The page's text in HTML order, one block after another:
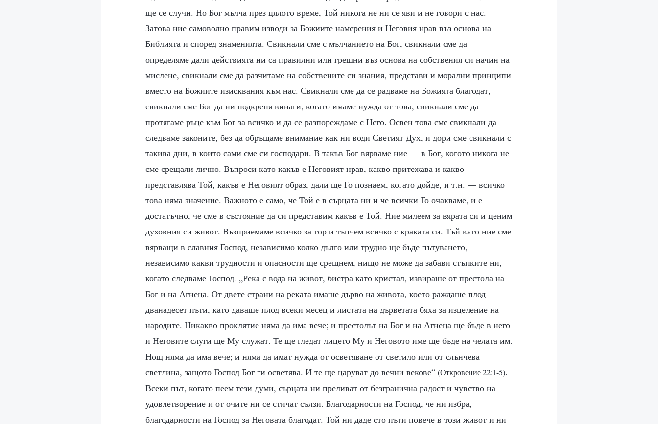
ще се случи. Но Бог мълча през цялото време, Той никога не ни се яви и не говори с нас.
Затова ние самоволно правим изводи за Божиите намерения и Неговия нрав въз основа на
Библията и според знаменията. Свикнали сме с мълчанието на Бог, свикнали сме да
определяме дали действията ни са правилни или грешни въз основа на собствения си начин на
мислене, свикнали сме да разчитаме на собствените си знания, представи и морални принципи
вместо на Божиите изисквания към нас. Свикнали сме да се радваме на Божията благодат,
свикнали сме Бог да ни подкрепя винаги, когато имаме нужда от това, свикнали сме да
протягаме ръце към Бог за всичко и да се разпореждаме с Него. Освен това сме свикнали да
следваме законите, без да обръщаме внимание как ни води Светият Дух, и дори сме свикнали с
такива дни, в които сами сме си господари. В такъв Бог вярваме ние — в Бог, когото никога не
сме срещали лично. Въпроси като какъв е Неговият нрав, какво притежава и какво
представлява Той, какъв е Неговият образ, дали ще Го познаем, когато дойде, и т.н. — всичко
това няма значение. Важното е само, че Той е в сърцата ни и че всички Го очакваме, и е
достатъчно, че сме в състояние да си представим какъв е Той. Ние милеем за вярата си и ценим
духовния си живот. Възприемаме всичко за тор и тъпчем всичко с краката си. Тъй като ние сме
вярващи в славния Господ, независимо колко дълго или трудно ще бъде пътуването,
независимо какви трудности и опасности ще срещнем, нищо не може да забави стъпките ни,
когато следваме Господ. „Река с вода на живот, бистра като кристал, извираше от престола на
Бог и на Агнеца. От двете страни на реката имаше дърво на живота, което раждаше плод
дванадесет пъти, като даваше плод всеки месец и листата на дърветата бяха за изцеление на
народите. Никакво проклятие няма да има вече; и престолът на Бог и на Агнеца ще бъде в него
и Неговите слуги ще Му служат. Те ще гледат лицето Му и Неговото име ще бъде на челата им.
Нощ няма да има вече; и няма да имат нужда от осветяване от светило или от слънчева
светлина, защото Господ Бог ги осветява. И те ще царуват до вечни векове“ (Откровение 22:1-5).
Всеки път, когато пеем тези думи, сърцата ни преливат от безгранична радост и чувство на
удовлетворение и от очите ни се стичат сълзи. Благодарности на Господ, че ни избра,
благодарности на Господ за Неговата благодат. Той ни даде сто пъти повече в този живот и ни